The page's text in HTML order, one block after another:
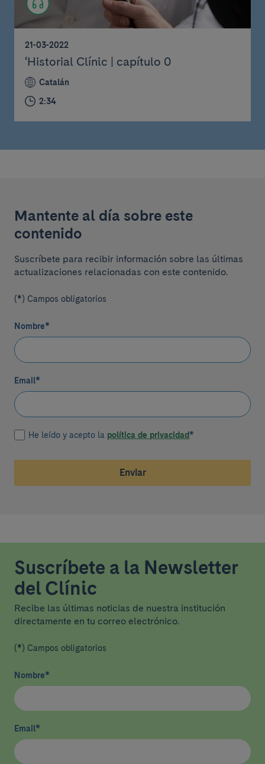
21-03-2022
‘Historial Clínic | capítulo 0
Catalán
2:34
Mantente al día sobre este
contenido
Suscríbete para recibir información sobre las últimas
actualizaciones relacionadas con este contenido.
(*) Campos obligatorios
Nombre*
Email*
He leído y acepto la política de privacidad*
Enviar
Suscríbete a la Newsletter
del Clínic
Recibe las últimas noticias de nuestra institución
directamente en tu correo electrónico.
(*) Campos obligatorios
Nombre*
Email*